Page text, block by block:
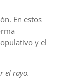
En estos
y el
el rayo.